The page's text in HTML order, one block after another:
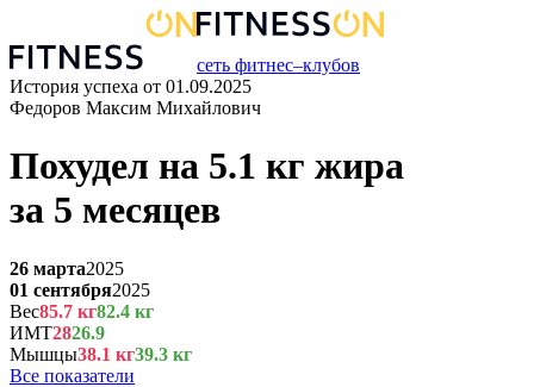
сеть фитнес–клубов
История успеха от 01.09.2025
Федоров Максим Михайлович
Похудел на 5.1 кг жира
за 5 месяцев
26 марта2025
01 сентября2025
Вес85.7 кг82.4 кг
ИМТ2826.9
Мышцы38.1 кг39.3 кг
Все показатели